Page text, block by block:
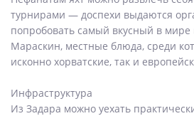
турнирами — доспехи выдаются
попробовать самый вкусный в
Мараскин, местные блюда, среди
исконно хорватские, так и
Инфраструктура
Из Задара можно уехать